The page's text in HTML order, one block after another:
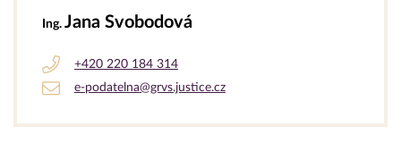
Ing. Jana Svobodová
+420 220 184 314
e-podatelna@grvs.justice.cz